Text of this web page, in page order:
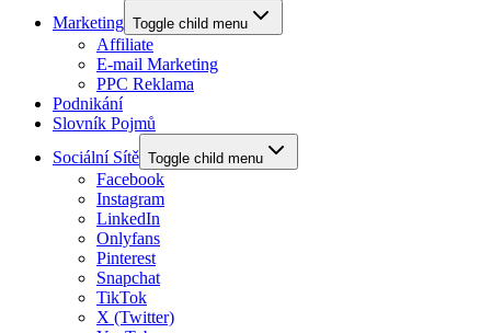
Marketing Toggle child menu
Affiliate
E-mail Marketing
PPC Reklama
Podnikání
Slovník Pojmů
Sociální Sítě Toggle child menu
Facebook
Instagram
LinkedIn
Onlyfans
Pinterest
Snapchat
TikTok
X (Twitter)